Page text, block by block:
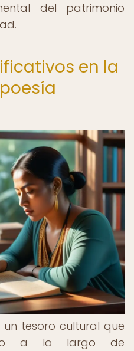
del patrimonio
en la
tesoro cultural que
a lo largo de